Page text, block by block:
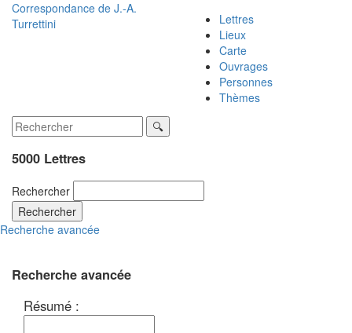
Correspondance de J.-A.
Turrettini
Lettres
Lieux
Carte
Ouvrages
Personnes
Thèmes
5000 Lettres
Rechercher
Rechercher
Recherche avancée
Recherche avancée
Résumé :